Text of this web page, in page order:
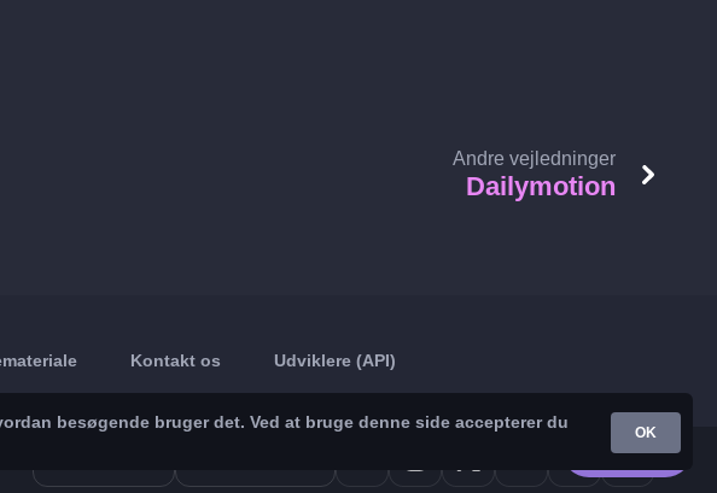
Andre vejledninger
Dailymotion
Kontakt os Udviklere (API)
besøgende bruger det. Ved at bruge denne side accepterer du
OK